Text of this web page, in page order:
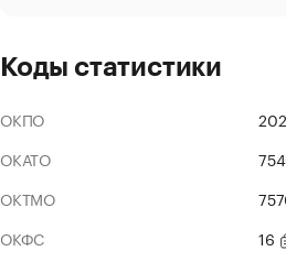
Коды статистики
ОКПО
ОКАТО
ОКТМО
ОКФС
16